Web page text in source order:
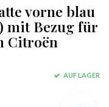
vorne blau
mit Bezug für
Citroën
AUF LAGER